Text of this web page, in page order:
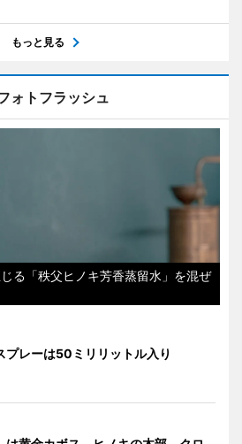
もっと見る
ォトフラッシュ
る「秩父ヒノキ芳香蒸留水」を混ぜ
プレーは50ミリリットル入り